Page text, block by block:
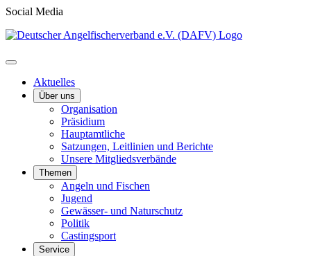
Social Media
Aktuelles
Über uns
Organisation
Präsidium
Hauptamtliche
Satzungen, Leitlinien und Berichte
Unsere Mitgliedsverbände
Themen
Angeln und Fischen
Jugend
Gewässer- und Naturschutz
Politik
Castingsport
Service